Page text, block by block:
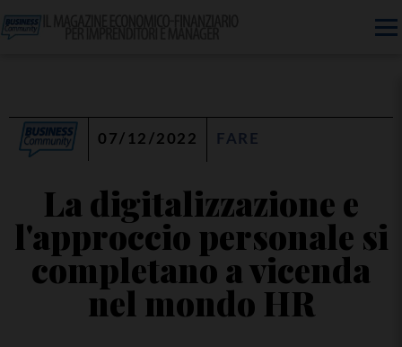
07/12/2022 FARE
La digitalizzazione e
l'approccio personale si
completano a vicenda
nel mondo HR